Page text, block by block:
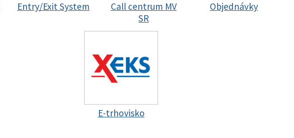
Entry/Exit System
Call centrum MV
SR
Objednávky
E-trhovisko